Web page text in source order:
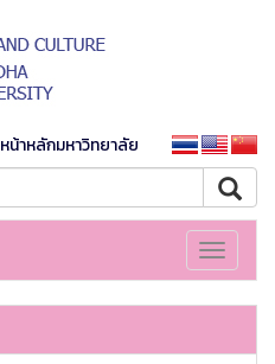
หน้าหลักมหาวิทยาลัย
Toggle